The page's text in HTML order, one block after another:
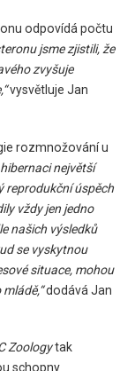
odpovídá počtu
jsme zjistili, že
zvyšuje
vysvětluje Jan
rozmnožování u
největší
reprodukční úspěch
vždy jen jedno
našich výsledků
se vyskytnou
situace, mohou
dodává Jan
Zoologytak
schopny